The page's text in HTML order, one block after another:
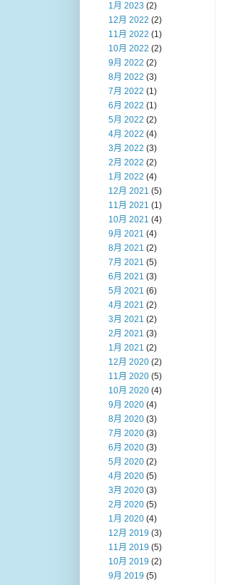
1月 2023 (2)
12月 2022 (2)
11月 2022 (1)
10月 2022 (2)
9月 2022 (2)
8月 2022 (3)
7月 2022 (1)
6月 2022 (1)
5月 2022 (2)
4月 2022 (4)
3月 2022 (3)
2月 2022 (2)
1月 2022 (4)
12月 2021 (5)
11月 2021 (1)
10月 2021 (4)
9月 2021 (4)
8月 2021 (2)
7月 2021 (5)
6月 2021 (3)
5月 2021 (6)
4月 2021 (2)
3月 2021 (2)
2月 2021 (3)
1月 2021 (2)
12月 2020 (2)
11月 2020 (5)
10月 2020 (4)
9月 2020 (4)
8月 2020 (3)
7月 2020 (3)
6月 2020 (3)
5月 2020 (2)
4月 2020 (5)
3月 2020 (3)
2月 2020 (5)
1月 2020 (4)
12月 2019 (3)
11月 2019 (5)
10月 2019 (2)
9月 2019 (5)